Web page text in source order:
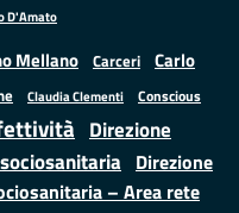
D'Amato
Mellano Carceri
Carlo
Claudia Clementi Conscious
Direzione
Direzione
– Area rete